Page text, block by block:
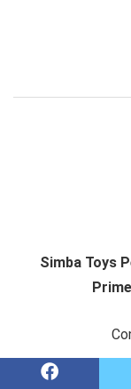
Simba Toys